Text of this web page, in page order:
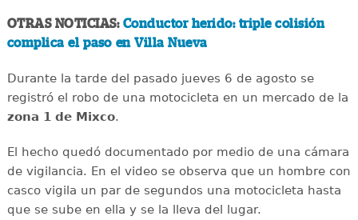
OTRAS NOTICIAS: Conductor herido: triple colisión
complica el paso en Villa Nueva
Durante la tarde del pasado jueves 6 de agosto se
registró el robo de una motocicleta en un mercado de la
zona 1 de Mixco.
El hecho quedó documentado por medio de una cámara
de vigilancia. En el video se observa que un hombre con
casco vigila un par de segundos una motocicleta hasta
que se sube en ella y se la lleva del lugar.